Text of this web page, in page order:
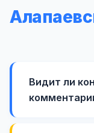
Видит ли